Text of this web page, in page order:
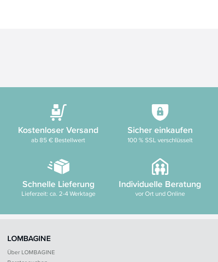
Kostenloser Versand
ab 85 € Bestellwert
Sicher einkaufen
100 % SSL verschlüsselt
Schnelle Lieferung
Lieferzeit: ca. 2-4 Werktage
Individuelle Beratung
vor Ort und Online
LOMBAGINE
Über LOMBAGINE